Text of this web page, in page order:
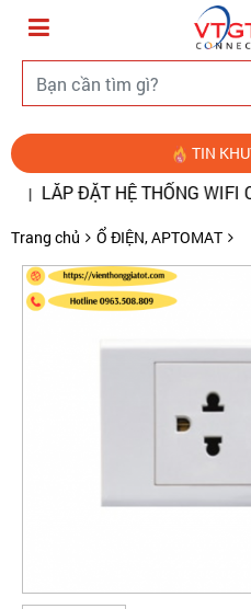
TIN
ĐẶT HỆ THỐNG WIFI CHO
Trang chủ Ổ ĐIỆN, APTOMAT